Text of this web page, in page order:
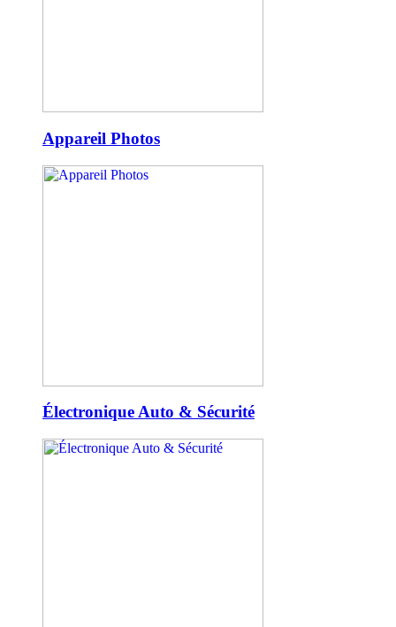
Appareil Photos
Électronique Auto & Sécurité